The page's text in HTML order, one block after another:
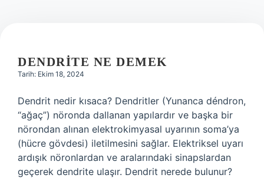
DENDRITE NE DEMEK
Tarih: Ekim 18, 2024
Dendrit nedir kısaca? Dendritler (Yunanca déndron,
“ağaç”) nöronda dallanan yapılardır ve başka bir
nörondan alınan elektrokimyasal uyarının soma’ya
(hücre gövdesi) iletilmesini sağlar. Elektriksel uyarı
ardışık nöronlardan ve aralarındaki sinapslardan
geçerek dendrite ulaşır. Dendrit nerede bulunur?